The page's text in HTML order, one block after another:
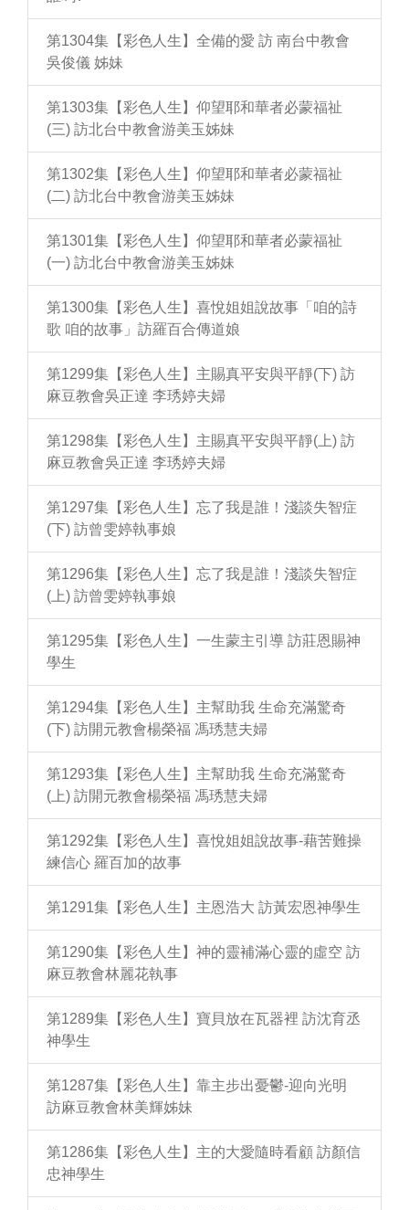
第1304集【彩色人生】全備的愛 訪 南台中教會
吳俊儀 姊妹
第1303集【彩色人生】仰望耶和華者必蒙福祉
(三) 訪北台中教會游美玉姊妹
第1302集【彩色人生】仰望耶和華者必蒙福祉
(二) 訪北台中教會游美玉姊妹
第1301集【彩色人生】仰望耶和華者必蒙福祉
(一) 訪北台中教會游美玉姊妹
第1300集【彩色人生】喜悅姐姐說故事「咱的詩
歌 咱的故事」訪羅百合傳道娘
第1299集【彩色人生】主賜真平安與平靜(下) 訪
麻豆教會吳正達 李琇婷夫婦
第1298集【彩色人生】主賜真平安與平靜(上) 訪
麻豆教會吳正達 李琇婷夫婦
第1297集【彩色人生】忘了我是誰！淺談失智症
(下) 訪曾雯婷執事娘
第1296集【彩色人生】忘了我是誰！淺談失智症
(上) 訪曾雯婷執事娘
第1295集【彩色人生】一生蒙主引導 訪莊恩賜神
學生
第1294集【彩色人生】主幫助我 生命充滿驚奇
(下) 訪開元教會楊榮福 馮琇慧夫婦
第1293集【彩色人生】主幫助我 生命充滿驚奇
(上) 訪開元教會楊榮福 馮琇慧夫婦
第1292集【彩色人生】喜悅姐姐說故事-藉苦難操
練信心 羅百加的故事
第1291集【彩色人生】主恩浩大 訪黃宏恩神學生
第1290集【彩色人生】神的靈補滿心靈的虛空 訪
麻豆教會林麗花執事
第1289集【彩色人生】寶貝放在瓦器裡 訪沈育丞
神學生
第1287集【彩色人生】靠主步出憂鬱-迎向光明
訪麻豆教會林美輝姊妹
第1286集【彩色人生】主的大愛隨時看顧 訪顏信
忠神學生